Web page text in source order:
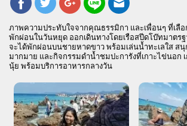
ภาพความประทับใจจากคุณธรรมิกา และเพื่อนๆ ที่เลือ
พักผ่อนในวันหยุด ออกเดินทางโดยเรือสปีดโบ๊ทมาตร
จะได้พักผ่อนบนชายหาดขาว พร้อมเล่นน้ำทะเลใส ส
มากมาย และกิจกรรมดำน้ำชมปะการังที่เกาะไข่นอก เ
นุ้ย พร้อมบริการอาหารกลางวัน